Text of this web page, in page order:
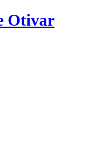
Otivar